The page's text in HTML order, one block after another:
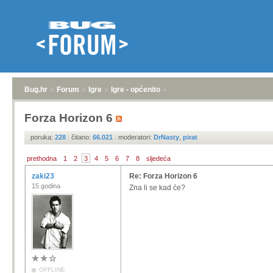
Bug.hr » Forum » Igre » Igre - općenito »
Forza Horizon 6
poruka: 228 | čitano: 66.021 | moderatori: DrNasty pirat
prethodna 1 2 3 4 5 6 7 8 sljedeća
zaki23
15 godina
OFFLINE
Re: Forza Horizon 6
Zna li se kad će?